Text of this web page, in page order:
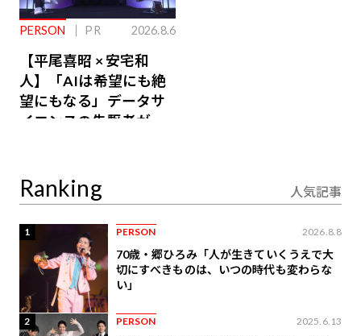
PERSON PR 2026.8.6
【平尾喜昭 × 安宅和
人】「AIは希望にも絶
望にもなる」データサ
イエンスの先駆者が語
Ranking 人気記事
1 PERSON 2026.8.8
70歳・郷ひろみ「人が生きていくうえで大
切にすべきものは、いつの時代も変わらな
い」
2 PERSON 2025.6.13